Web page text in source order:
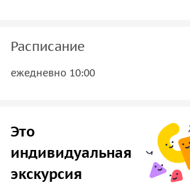
Расписание
ежедневно 10:00
Это
индивидуальная
экскурсия